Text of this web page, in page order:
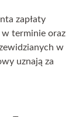
zapłaty
w terminie oraz
w
uznają za